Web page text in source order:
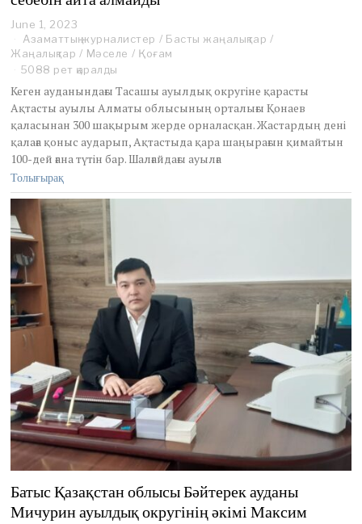
June 1, 2023
a
y
3
,
2
0
2
3
Азаматтық журналистер / Басты жаңалықтар /
Жаңалықтар / Мәселе / Қоғам
5088 рет қаралды
Кеген ауданындағы Тасашы ауылдық округіне қарасты
Ақтасты ауылы Алматы облысының орталығы Қонаев
қаласынан 300 шақырым жерде орналасқан. Жастардың дені
қалаға қоныс аударып, Ақтастыда қара шаңырағын қимайтын
100-дей ғана түтін бар. Шалғайдағы ауылға
Толығырақ
Батыс Қазақстан облысы Бәйтерек ауданы
Мичурин ауылдық округінің әкімі Максим